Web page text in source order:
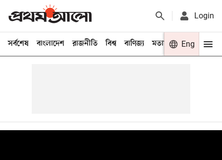
Login
সর্বশেষ বাংলাদেশ রাজনীতি বিশ্ব বাণিজ্য মতামত খেলা
Eng